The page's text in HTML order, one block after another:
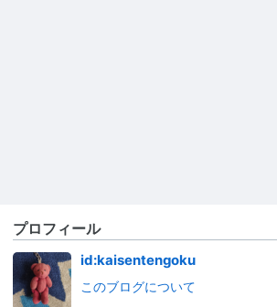
プロフィール
id:kaisentengoku
このブログについて